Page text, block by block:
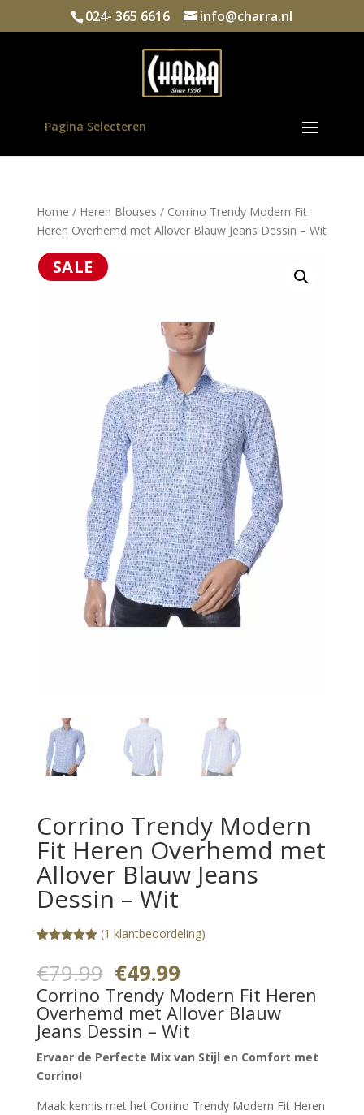
024- 365 6616 info@charra.nl
Pagina Selecteren
Home / Heren Blouses / Corrino Trendy Modern Fit
Heren Overhemd met Allover Blauw Jeans Dessin – Wit
SALE
Corrino Trendy Modern
Fit Heren Overhemd met
Allover Blauw Jeans
Dessin – Wit
gebaseerd
klantbeoorde
ling
(1 klantbeoordeling)
€79.99 Oorspronkelijke
prijs
was:
€79.99.
€49.99Huidige
prijs
is:
€49.99.
Corrino Trendy Modern Fit Heren
Overhemd met Allover Blauw
Jeans Dessin – Wit
Ervaar de Perfecte Mix van Stijl en Comfort met
Corrino!
Maak kennis met het Corrino Trendy Modern Fit Heren